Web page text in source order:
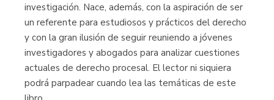
investigación. Nace, además, con la aspiración de ser
un referente para estudiosos y prácticos del derecho
y con la gran ilusión de seguir reuniendo a jóvenes
investigadores y abogados para analizar cuestiones
actuales de derecho procesal. El lector ni siquiera
podrá parpadear cuando lea las temáticas de este